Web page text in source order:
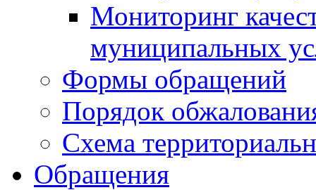
Мониторинг
муниципальных
Формы обращений
Порядок
Схема
Обращения